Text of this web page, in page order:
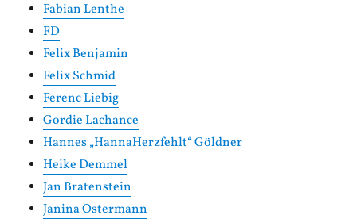
Fabian Lenthe
FD
Felix Benjamin
Felix Schmid
Ferenc Liebig
Gordie Lachance
Hannes „HannaHerzfehlt“ Göldner
Heike Demmel
Jan Bratenstein
Janina Ostermann